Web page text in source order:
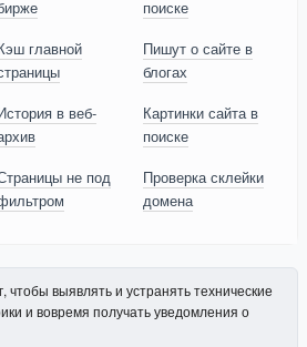
поиске
главной
Пишут о сайте в
блогах
в веб-
Картинки сайта в
поиске
не под
Проверка склейки
домена
чтобы выявлять и устранять технические
и вовремя получать уведомления о